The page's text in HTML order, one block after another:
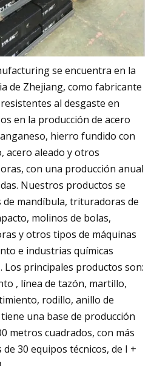
se encuentra en la
de Zhejiang, como fabricante
al desgaste en
en la producción de acero
hierro fundido con
acero aleado y otros
con una producción anual
Nuestros productos se
mandíbula, trituradoras de
molinos de bolas,
y otros tipos de máquinas
e industrias químicas
Los principales productos son:
, línea de tazón, martillo,
rodillo, anillo de
una base de producción
metros cuadrados, con más
30 equipos técnicos, de I +